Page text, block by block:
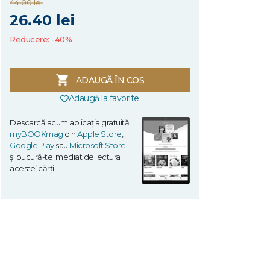
44.00 lei
26.40 lei
Reducere: -40%
ADAUGĂ ÎN COȘ
Adaugă la favorite
Descarcă acum aplicația gratuită
myBOOKmag dinApple Store
Google Playsau Microsoft Store
și bucură-te imediat de lectura
acestei cărți!